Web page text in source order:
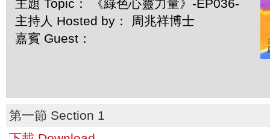
主題 Topic： 《綠色心靈力量》-EP036-
主持人 Hosted by： 周兆祥博士
嘉賓 Guest：
第一節 Section 1